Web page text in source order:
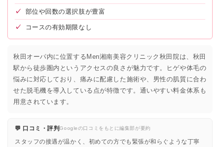
✓ 部位や回数の選択肢が豊富
✓ コースの有効期限なし
秋田オーパ内に位置するMen湘南美容クリニック秋田院は、秋田
駅から徒歩圏内というアクセスの良さが魅力です。ヒゲや体毛の
悩みに対応しており、痛みに配慮した施術や、男性の肌質に合わ
せた脱毛機を導入している点が特徴です。通いやすい料金体系も
用意されています。
💬 口コミ・評判Googleの口コミをもとに編集部が要約
スタッフの接遇が温かく、初めての方でも緊張が和らぐような丁寧